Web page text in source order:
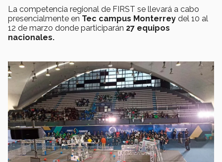
La competencia regional de FIRST se llevará a cabo
presencialmente en Tec campus Monterrey del 10 al
12 de marzo donde participarán 27 equipos
nacionales.